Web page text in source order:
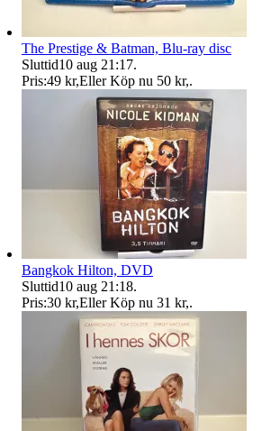
The Prestige & Batman, Blu-ray disc
Sluttid10 aug 21:17.
Pris:49 kr,Eller Köp nu 50 kr,.
Bangkok Hilton, DVD
Sluttid10 aug 21:18.
Pris:30 kr,Eller Köp nu 31 kr,.